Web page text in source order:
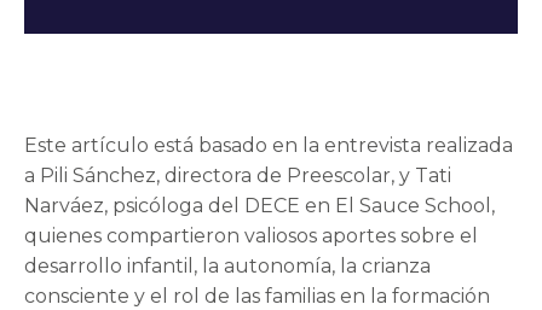
Este artículo está basado en la entrevista realizada
a Pili Sánchez, directora de Preescolar, y Tati
Narváez, psicóloga del DECE en El Sauce School,
quienes compartieron valiosos aportes sobre el
desarrollo infantil, la autonomía, la crianza
consciente y el rol de las familias en la formación